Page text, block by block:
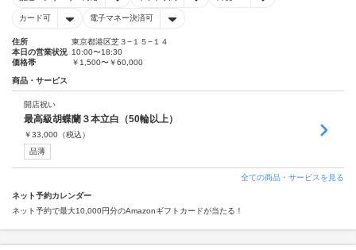
カード可 電子マネー決済可
住所
東京都港区芝３−１５−１４
本日の営業状況 10:00〜18:30
価格帯
￥1,500〜￥60,000
商品・サービス
開店祝い
最高級胡蝶蘭３本立白（50輪以上）
￥33,000 （税込）
品薄
全ての商品・サービスを見る
ネット予約カレンダー
ネット予約で最大10,000円分のAmazonギフトカードが当たる！